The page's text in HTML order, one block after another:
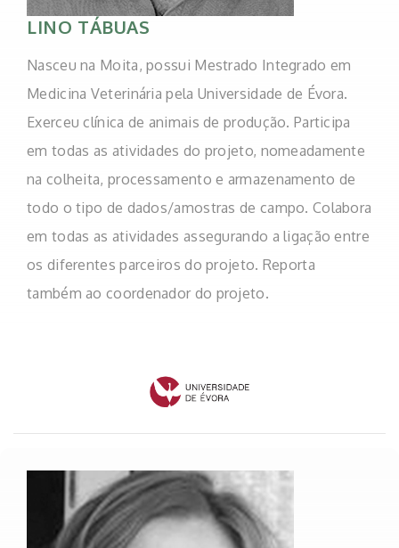
LINO TÁBUAS
Nasceu na Moita, possui Mestrado Integrado em
Medicina Veterinária pela Universidade de Évora.
Exerceu clínica de animais de produção. Participa
em todas as atividades do projeto, nomeadamente
na colheita, processamento e armazenamento de
todo o tipo de dados/amostras de campo. Colabora
em todas as atividades assegurando a ligação entre
os diferentes parceiros do projeto. Reporta
também ao coordenador do projeto.